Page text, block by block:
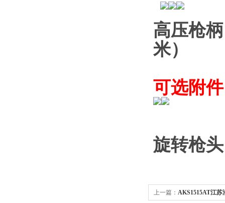
高压枪
米）
可选附件
旋转枪头
上一篇： AKS1515AT江苏